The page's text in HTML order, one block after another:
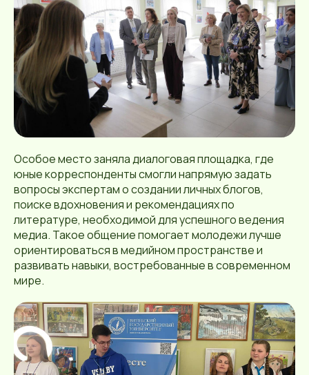
Особое место заняла диалоговая площадка, где
юные корреспонденты смогли напрямую задать
вопросы экспертам о создании личных блогов,
поиске вдохновения и рекомендациях по
литературе, необходимой для успешного ведения
медиа. Такое общение помогает молодежи лучше
ориентироваться в медийном пространстве и
развивать навыки, востребованные в современном
мире.